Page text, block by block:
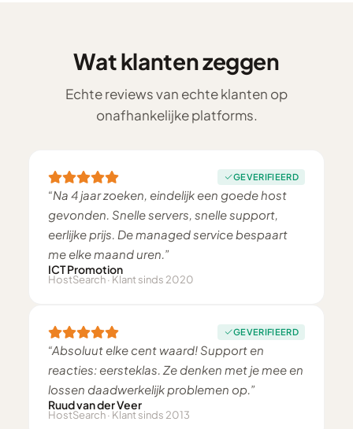
Wat klanten zeggen
Echte reviews van echte klanten op
onafhankelijke platforms.
GEVERIFIEERD
“Na 4 jaar zoeken, eindelijk een goede host
gevonden. Snelle servers, snelle support,
eerlijke prijs. De managed service bespaart
me elke maand uren.”
ICT Promotion
HostSearch · Klant sinds 2020
GEVERIFIEERD
“Absoluut elke cent waard! Support en
reacties: eersteklas. Ze denken met je mee en
lossen daadwerkelijk problemen op.”
Ruud van der Veer
HostSearch · Klant sinds 2013